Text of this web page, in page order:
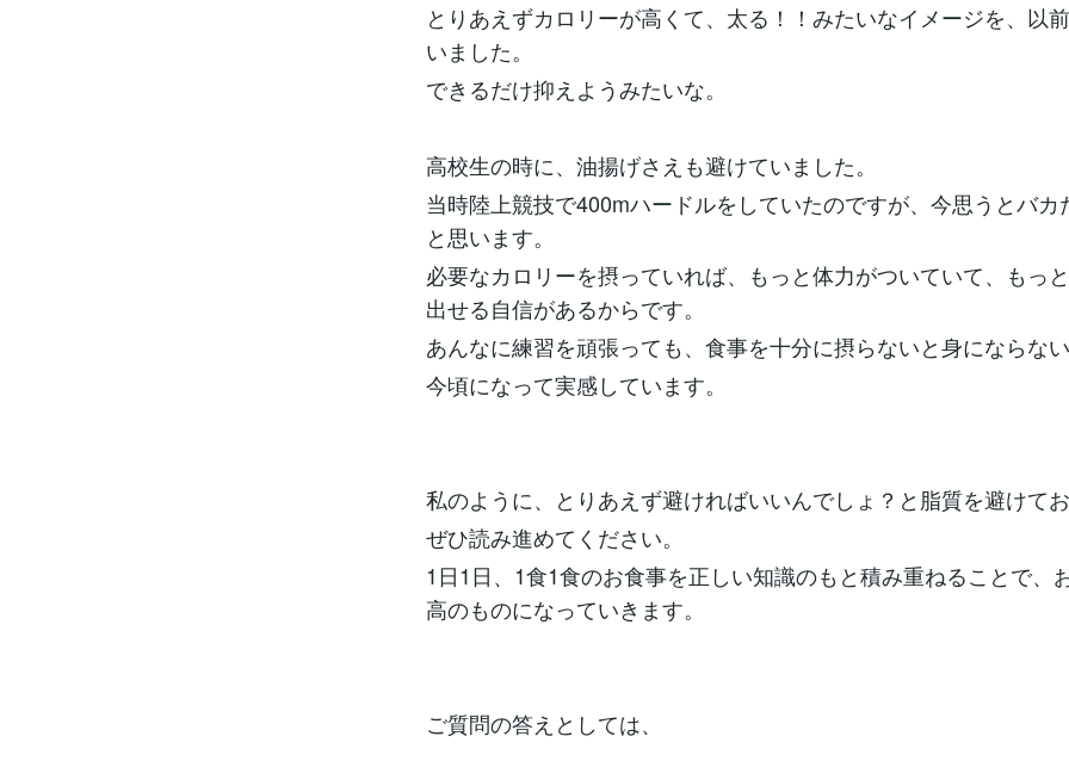
とりあえずカロリーが高くて、太る！！みたいなイメージを、以
いました。
できるだけ抑えようみたいな。
高校生の時に、油揚げさえも避けていました。
当時陸上競技で400mハードルをしていたのですが、今思うとバカ
と思います。
必要なカロリーを摂っていれば、もっと体力がついていて、もっ
出せる自信があるからです。
あんなに練習を頑張っても、食事を十分に摂らないと身にならない
今頃になって実感しています。
私のように、とりあえず避ければいいんでしょ？と脂質を避けてお
ぜひ読み進めてください。
1日1日、1食1食のお食事を正しい知識のもと積み重ねることで、
高のものになっていきます。
ご質問の答えとしては、